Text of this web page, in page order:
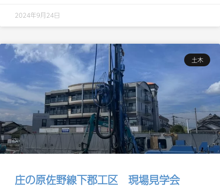
2024年9月24日
土木
庄の原佐野線下郡工区 現場見学会